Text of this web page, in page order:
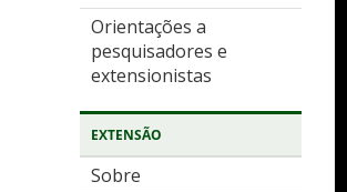
Orientações a
pesquisadores e
extensionistas
EXTENSÃO
Sobre